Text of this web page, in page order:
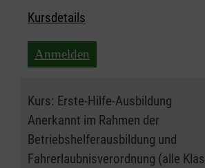
Kursdetails
Anmelden
Kurs: Erste-Hilfe-Ausbildung
Anerkannt im Rahmen der
Betriebshelferausbildung und
Fahrerlaubnisverordnung (alle